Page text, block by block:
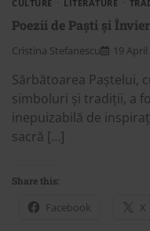
CULTURE LITERATURE
Poezii de Paști și
Cristina Stefanescu 19 April
Sărbătoarea Paștelui,
simboluri și tradiții, a
inepuizabilă de
sacră […]
Share this:
Facebook X